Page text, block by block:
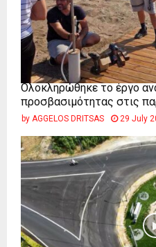
Ολοκληρώθηκε το έργο
προσβασιμότητας στις
by AGGELOS DRITSAS 29 July